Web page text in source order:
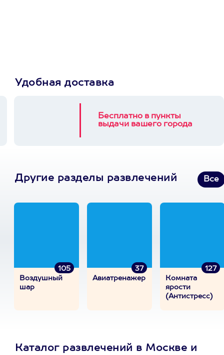
Удобная доставка
Бесплатно в пункты
выдачи вашего города
Другие разделы развлечений Все
105
Воздушный
шар
37
Авиатренажер
127
Комната
ярости
(Антистресс)
Каталог развлечений в Москве и